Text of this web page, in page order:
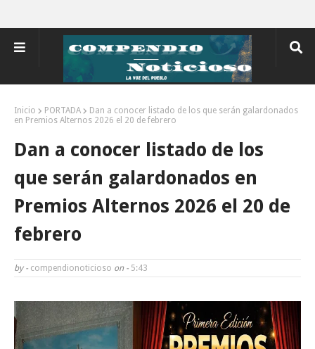
Inicio PORTADA
Dan a conocer listado de los que serán galardonados
en Premios Alternos 2026 el 20 de febrero
Dan a conocer listado de los
que serán galardonados en
Premios Alternos 2026 el 20 de
febrero
by - compendionoticioso on - 5:43